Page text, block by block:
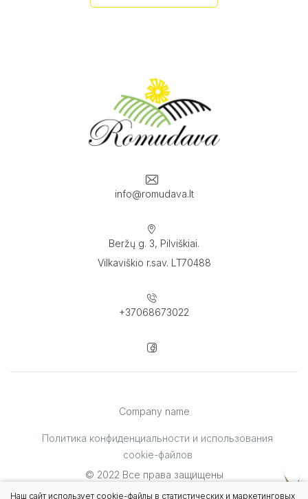
info@romudava.lt
Beržų g. 3, Pilviškiai.
Vilkaviškio r.sav. LT70488
+37068673022
Company name
Политика конфиденциальности и использования
cookie-файлов
© 2022 Все права защищены
Решение: TEXUS
Наш сайт использует cookie-файлы в статистических и маркетинговых